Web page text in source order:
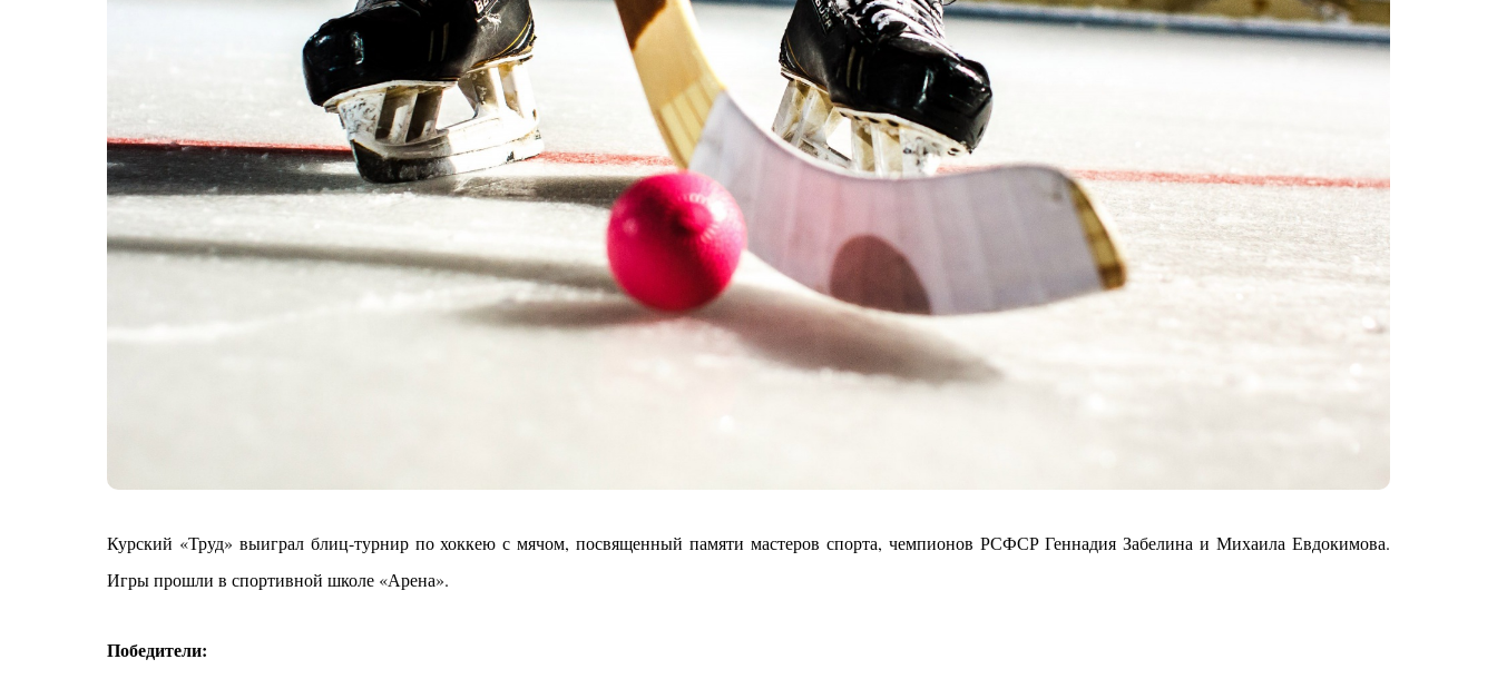
Курский «Труд» выиграл блиц-турнир по хоккею с мячом, посвященный памяти мастеров спорта, чемпионов РСФСР Геннадия Забелина и Михаила Евдокимова.
Игры прошли в спортивной школе «Арена».
Победители: